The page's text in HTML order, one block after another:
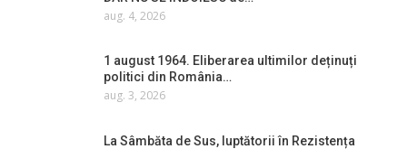
aug. 4, 2026
1 august 1964. Eliberarea ultimilor deținuți
politici din România…
aug. 3, 2026
La Sâmbăta de Sus, luptătorii în Rezistența